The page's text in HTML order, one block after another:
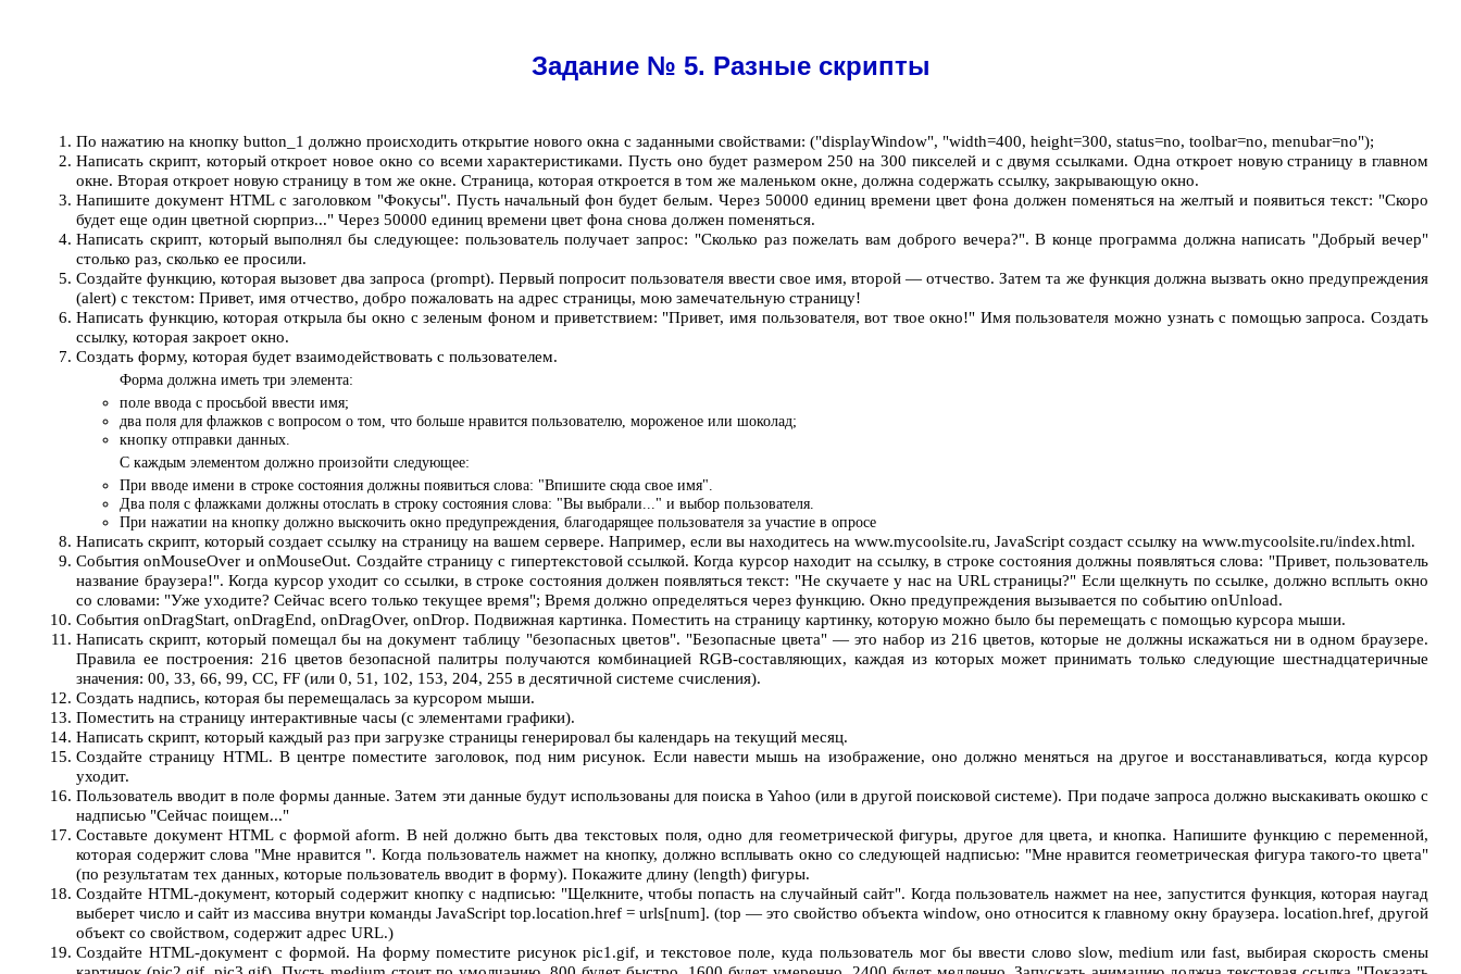
Задание № 5. Разные скрипты
По нажатию на кнопку button_1 должно происходить открытие нового окна с заданными свойствами: ("displayWindow", "width=400, height=300, status=no, toolbar=no, menubar=no");
Написать скрипт, который откроет новое окно со всеми характеристиками. Пусть оно будет размером 250 на 300 пикселей и с двумя ссылками. Одна откроет новую страницу в главном
окне. Вторая откроет новую страницу в том же окне. Страница, которая откроется в том же маленьком окне, должна содержать ссылку, закрывающую окно.
Напишите документ HTML с заголовком "Фокусы". Пусть начальный фон будет белым. Через 50000 единиц времени цвет фона должен поменяться на желтый и появиться текст: "Скоро
будет еще один цветной сюрприз..." Через 50000 единиц времени цвет фона снова должен поменяться.
Написать скрипт, который выполнял бы следующее: пользователь получает запрос: "Сколько раз пожелать вам доброго вечера?". В конце программа должна написать "Добрый вечер"
столько раз, сколько ее просили.
Создайте функцию, которая вызовет два запроса (prompt). Первый попросит пользователя ввести свое имя, второй — отчество. Затем та же функция должна вызвать окно предупреждения
(alert) с текстом: Привет, имя отчество, добро пожаловать на адрес страницы, мою замечательную страницу!
Написать функцию, которая открыла бы окно с зеленым фоном и приветствием: "Привет, имя пользователя, вот твое окно!" Имя пользователя можно узнать с помощью запроса. Создать
ссылку, которая закроет окно.
Создать форму, которая будет взаимодействовать с пользователем.
Форма должна иметь три элемента:
поле ввода с просьбой ввести имя;
два поля для флажков с вопросом о том, что больше нравится пользователю, мороженое или шоколад;
кнопку отправки данных.
С каждым элементом должно произойти следующее:
При вводе имени в строке состояния должны появиться слова: "Впишите сюда свое имя".
Два поля с флажками должны отослать в строку состояния слова: "Вы выбрали..." и выбор пользователя.
При нажатии на кнопку должно выскочить окно предупреждения, благодарящее пользователя за участие в опросе
Написать скрипт, который создает ссылку на страницу на вашем сервере. Например, если вы находитесь на www.mycoolsite.ru, JavaScript создаст ссылку на www.mycoolsite.ru/index.html.
События onMouseOver и onMouseOut. Создайте страницу с гипертекстовой ссылкой. Когда курсор находит на ссылку, в строке состояния должны появляться слова: "Привет, пользователь
название браузера!". Когда курсор уходит со ссылки, в строке состояния должен появляться текст: "Не скучаете у нас на URL страницы?" Если щелкнуть по ссылке, должно всплыть окно
со словами: "Уже уходите? Сейчас всего только текущее время"; Время должно определяться через функцию. Окно предупреждения вызывается по событию onUnload.
События onDragStart, onDragEnd, onDragOver, onDrop. Подвижная картинка. Поместить на страницу картинку, которую можно было бы перемещать с помощью курсора мыши.
Написать скрипт, который помещал бы на документ таблицу "безопасных цветов". "Безопасные цвета" — это набор из 216 цветов, которые не должны искажаться ни в одном браузере.
Правила ее построения: 216 цветов безопасной палитры получаются комбинацией RGB-составляющих, каждая из которых может принимать только следующие шестнадцатеричные
значения: 00, 33, 66, 99, CC, FF (или 0, 51, 102, 153, 204, 255 в десятичной системе счисления).
Создать надпись, которая бы перемещалась за курсором мыши.
Поместить на страницу интерактивные часы (с элементами графики).
Написать скрипт, который каждый раз при загрузке страницы генерировал бы календарь на текущий месяц.
Создайте страницу HTML. В центре поместите заголовок, под ним рисунок. Если навести мышь на изображение, оно должно меняться на другое и восстанавливаться, когда курсор
уходит.
Пользователь вводит в поле формы данные. Затем эти данные будут использованы для поиска в Yahoo (или в другой поисковой системе). При подаче запроса должно выскакивать окошко с
надписью "Сейчас поищем..."
Составьте документ HTML с формой aform. В ней должно быть два текстовых поля, одно для геометрической фигуры, другое для цвета, и кнопка. Напишите функцию с переменной,
которая содержит слова "Мне нравится ". Когда пользователь нажмет на кнопку, должно всплывать окно со следующей надписью: "Мне нравится геометрическая фигура такого-то цвета"
(по результатам тех данных, которые пользователь вводит в форму). Покажите длину (length) фигуры.
Создайте HTML-документ, который содержит кнопку с надписью: "Щелкните, чтобы попасть на случайный сайт". Когда пользователь нажмет на нее, запустится функция, которая наугад
выберет число и сайт из массива внутри команды JavaScript top.location.href = urls[num]. (top — это свойство объекта window, оно относится к главному окну браузера. location.href, другой
объект со свойством, содержит адрес URL.)
Создайте HTML-документ с формой. На форму поместите рисунок pic1.gif, и текстовое поле, куда пользователь мог бы ввести слово slow, medium или fast, выбирая скорость смены